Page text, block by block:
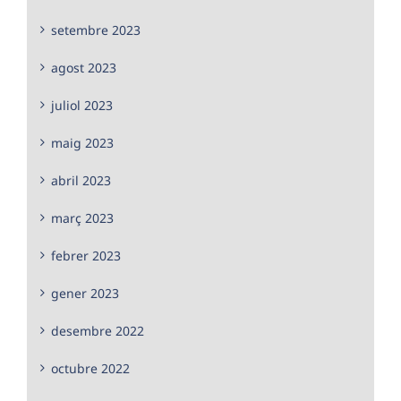
setembre 2023
agost 2023
juliol 2023
maig 2023
abril 2023
març 2023
febrer 2023
gener 2023
desembre 2022
octubre 2022